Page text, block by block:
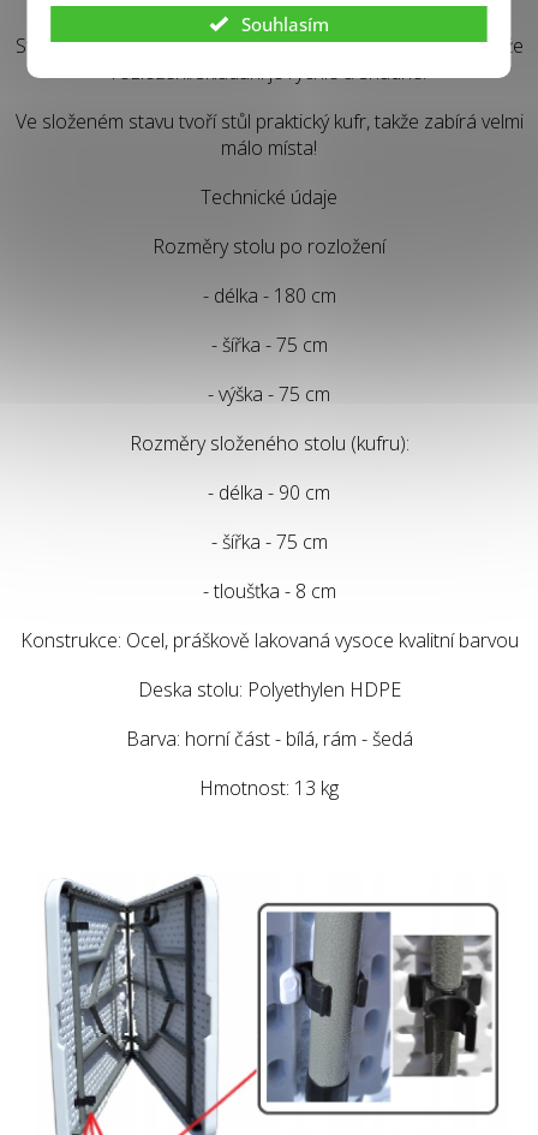
Souhlasím
Stůl je vybaven rychloskládacím spojovacím systémem, takže
rozložení/skládání je rychlé a snadné.
Ve složeném stavu tvoří stůl praktický kufr, takže zabírá velmi
málo místa!
Technické údaje
Rozměry stolu po rozložení
- délka - 180 cm
- šířka - 75 cm
- výška - 75 cm
Rozměry složeného stolu (kufru):
- délka - 90 cm
- šířka - 75 cm
- tloušťka - 8 cm
Konstrukce: Ocel, práškově lakovaná vysoce kvalitní barvou
Deska stolu: Polyethylen HDPE
Barva: horní část - bílá, rám - šedá
Hmotnost: 13 kg